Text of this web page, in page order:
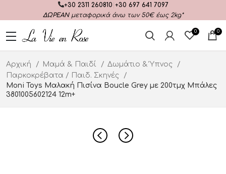
+30 2311 260810 +30 697 641 7097
ΔΩΡΕΑΝμεταφορικά άνω των 50€ έως 2kg*
0 0
Αρχική Μαμά & Παιδί
Δωμάτιο & Ύπνος
Παρκοκρέβατα / Παιδ. Σκηνές
Moni Toys Μαλακή Πισίνα Boucle Grey με 200τμχ Μπάλες
3801005602124 12m+